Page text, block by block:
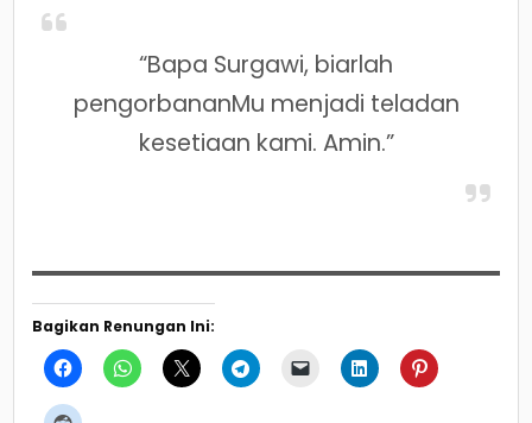
“Bapa Surgawi, biarlah
pengorbananMu menjadi teladan
kesetiaan kami. Amin.”
Bagikan Renungan Ini: